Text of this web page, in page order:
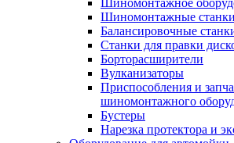
Шиномонтажное
Шиномонтажные станки
Балансировочные
Станки для правки
Борторасширители
Вулканизаторы
Приспособления и
шиномонтажного
Бустеры
Нарезка протектора и